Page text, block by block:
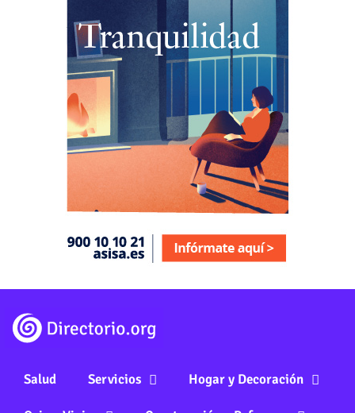
Salud Servicios Hogar y Decoración